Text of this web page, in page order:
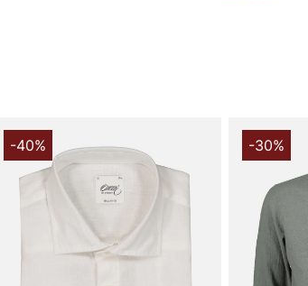
-40% -30%